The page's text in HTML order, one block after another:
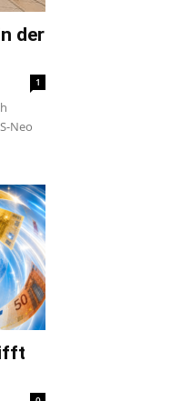
der
1
Neo